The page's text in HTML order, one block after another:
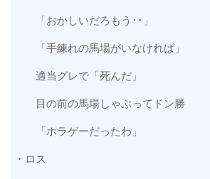
「おかしいだろもう･･」
「手練れの馬場がいなければ」
適当グレで「死んだ」
目の前の馬場しゃぶってドン勝
「ホラゲーだったわ」
・ロス